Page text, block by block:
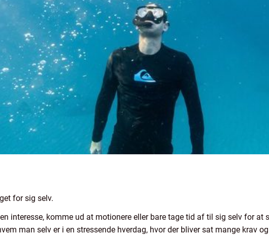
for sig selv.
interesse, komme ud at motionere eller bare tage tid af til sig selv for at
man selv er i en stressende hverdag, hvor der bliver sat mange krav